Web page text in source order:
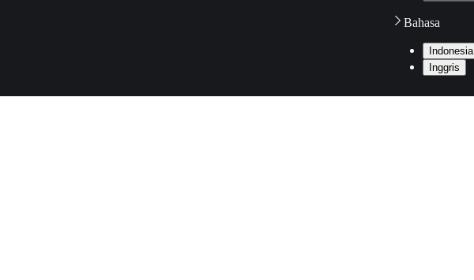
Bahasa
Indonesia
Inggris